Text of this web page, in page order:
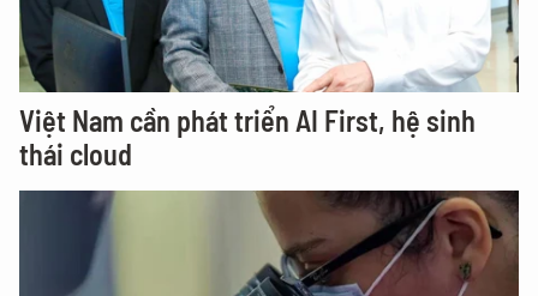
Việt Nam cần phát triển AI First, hệ sinh
thái cloud